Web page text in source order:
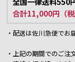
合計11,000円（
・配送は佐川急便でお
・上記の期間でのご注